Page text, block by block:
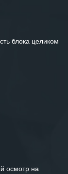
блока целиком
осмотр на